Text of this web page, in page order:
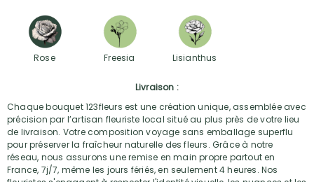
Rose Freesia Lisianthus
Livraison :
Chaque bouquet 123fleurs est une création unique, assemblée avec
précision par l’artisan fleuriste local situé au plus près de votre lieu
de livraison. Votre composition voyage sans emballage superflu
pour préserver la fraîcheur naturelle des fleurs. Grâce à notre
réseau, nous assurons une remise en main propre partout en
France, 7j/7, même les jours fériés, en seulement 4 heures. Nos